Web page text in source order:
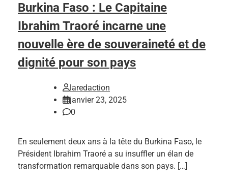
Burkina Faso : Le Capitaine
Ibrahim Traoré incarne une
nouvelle ère de souveraineté et de
dignité pour son pays
laredaction
janvier 23, 2025
0
En seulement deux ans à la tête du Burkina Faso, le
Président Ibrahim Traoré a su insuffler un élan de
transformation remarquable dans son pays. […]